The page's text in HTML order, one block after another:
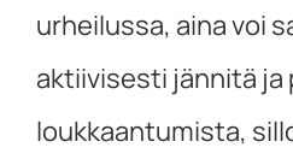
urheilussa, aina voi
aktiivisesti jännitä ja
loukkaantumista,